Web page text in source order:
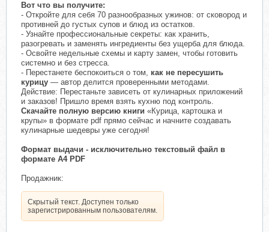
Вот что вы получите:
- Откройте для себя 70 разнообразных ужинов: от сковород и
противней до густых супов и блюд из остатков.
- Узнайте профессиональные секреты: как хранить,
разогревать и заменять ингредиенты без ущерба для блюда.
- Освойте недельные схемы и карту замен, чтобы готовить
системно и без стресса.
- Перестанете беспокоиться о том, как не пересушить
курицу — автор делится проверенными методами.
Действие: Перестаньте зависеть от кулинарных приложений
и заказов! Пришло время взять кухню под контроль.
Скачайте полную версию книги «Курица, картошка и
крупы» в формате pdf прямо сейчас и начните создавать
кулинарные шедевры уже сегодня!
Формат выдачи - исключительно текстовый файл в
формате A4 PDF
Продажник:
Скрытый текст. Доступен только
зарегистрированным пользователям.